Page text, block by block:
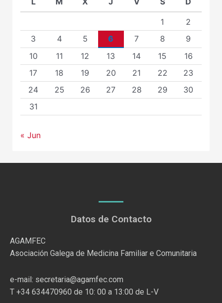
1
2
3
4 5 6 7 8
9
10
11 12 13 14 15
16
17
18 19 20 21 22
23
24
25 26 27 28 29
30
31
« Jun
Datos de Contacto
AGAMFEC
Asociación Galega de Medicina Familiar e Comunitaria
e-mail: secretaria@agamfec.com
T +34 634470960 de 10: 00 a 13:00 de L-V